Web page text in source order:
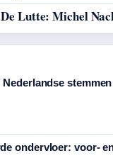
Lutte: Michel
stemmen
ondervloer: voor-